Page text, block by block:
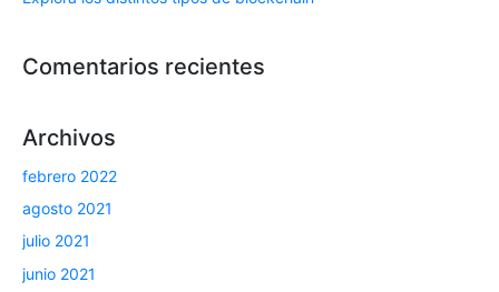
Comentarios recientes
Archivos
febrero 2022
agosto 2021
julio 2021
junio 2021